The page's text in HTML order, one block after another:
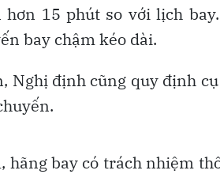
15 phút so với lịch
bay chậm kéo dài.
Nghị định cũng quy định
hãng bay có trách nhiệm